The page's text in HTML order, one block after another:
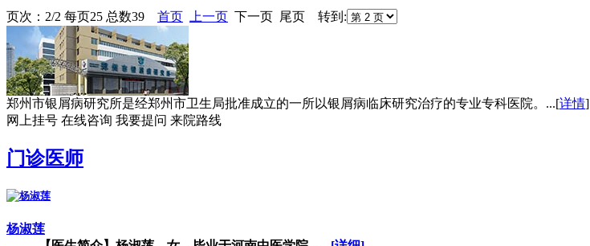
页次：2/2 每页25 总数39 首页 上一页 下一页 尾页 转到:
郑州市银屑病研究所是经郑州市卫生局批准成立的一所以银屑病临床研究治疗的专业专科医院。...[详情]
网上挂号 在线咨询 我要提问 来院路线
门诊医师
杨淑莲